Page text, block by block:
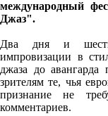
международный
Джаз".
Два дня и шесть
импровизации в
джаза до авангарда
зрителям те, чья
признание не
комментариев.